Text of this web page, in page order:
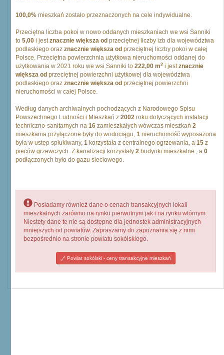
100,0% mieszkań zostało przeznaczonych na cele indywidualne.
Przeciętna liczba pokoi w nowo oddanych mieszkaniach we wsi Sanniki
to 5,00 i jestznacznie większa od przeciętnej liczby izb dla województwa
podlaskiego oraz znacznie większa od przeciętnej liczby pokoi w całej
Polsce. Przeciętna powierzchnia użytkowa nieruchomości oddanej do
użytkowania w 2021 roku we wsi Sanniki to 222,00 m2 i jestznacznie
większa od przeciętnej powierzchni użytkowej dla województwa
podlaskiego oraz znacznie większa od przeciętnej powierzchni
nieruchomości w całej Polsce.
Według danych archiwalnych pochodzących z Narodowego Spisu
Powszechnego Ludności i Mieszkań z 2002 roku dotyczących instalacji
techniczno-sanitarnych na 16 zamieszkałych wówczas mieszkań 2
mieszkania przyłączone były do wodociągu, 1 nieruchomość wyposażona
była w ustęp spłukiwany, 1 korzystała z centralnego ogrzewania, a 15 z
pieców grzewczych. Z kanalizacji korzystały 2 budynki mieszkalne , a 0
podłączonych było do gazu sieciowego.
Posiadamy również dane o cenach transakcyjnych lokali
mieszkalnych zarówno na rynku pierwotnym jak i na rynku wtórnym.
Niestety dane te nie są dostępne dla jednostek administracyjnych
mniejszych od powiatów. Zapraszamy do zapoznania się z nimi
bezpośrednio na stronie powiatu sokólskiego.
Powiat sokólski - ceny transakcyjne mieszkań